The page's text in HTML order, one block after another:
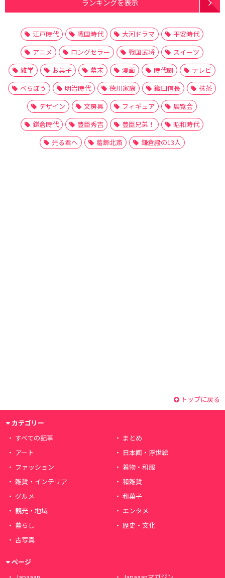
ランキングを表示
江戸時代 戦国時代 大河ドラマ
平安時代
アニメ
ロングセラー 戦国武将
スイーツ
雑学
お菓子 幕末 漫画 時代劇
テレビ
べらぼう
明治時代 徳川家康 織田信長
抹茶
デザイン
文房具 フィギュア
展覧会
鎌倉時代
豊臣秀吉 豊臣兄弟！
昭和時代
光る君へ
葛飾北斎 鎌倉殿の13人
トップに戻る
カテゴリー
すべての記事
まとめ
アート
日本画・浮世絵
ファッション
着物・和服
雑貨・インテリア
和雑貨
グルメ
和菓子
観光・地域
エンタメ
暮らし
歴史・文化
古写真
ページ